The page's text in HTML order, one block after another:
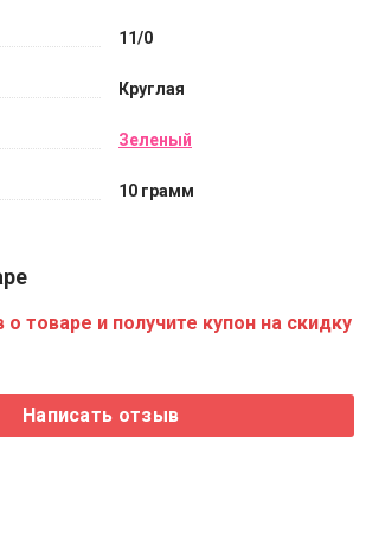
11/0
Круглая
Зеленый
10 грамм
товаре и получите купон на скидку